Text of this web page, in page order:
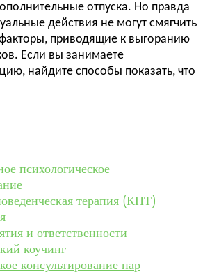
отпуска. Но правда
действия не могут смягчить
приводящие к выгоранию
Если вы занимаете
найдите способы показать, что
психологическое
терапия (КПТ)
и ответственности
коучинг
консультирование пар